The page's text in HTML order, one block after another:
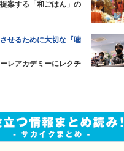
案する「和ごはん」の
せるために大切な『噛
レアカデミーにレクチ